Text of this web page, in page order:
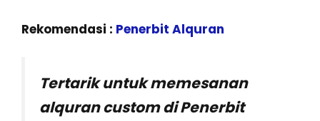
Rekomendasi : Penerbit Alquran
Tertarik untuk memesanan
alquran custom di Penerbit